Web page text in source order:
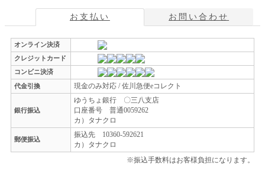
お支払い お問い合わせ
オンライン決済
クレジットカード
コンビニ決済
代金引換
現金のみ対応 / 佐川急便eコレクト
銀行振込
ゆうちょ銀行 〇三八支店
口座番号 普通0059262
カ）タナクロ
郵便振込
振込先 10360-592621
カ）タナクロ
※振込手数料はお客様負担になります。